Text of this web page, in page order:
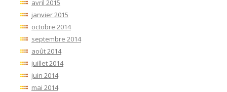
avril 2015
janvier 2015
octobre 2014
septembre 2014
août 2014
juillet 2014
juin 2014
mai 2014